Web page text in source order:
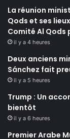
La réunion
Qods et ses
Comité Al Qods
il y a 4 heures
Deux anciens
Sánchez fait
il y a 5 heures
Trump : Un
bientôt
il y a 6 heures
Premier Arabe